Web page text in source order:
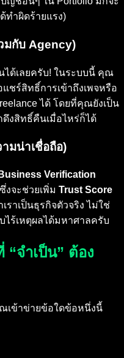
ทำผิดร้ายแรง)
มกับ Agency)
ได้เลยครับ! ในระบบนี้ คุณ
แชร์สิทธิ์การเข้าถึงเพจหรือ
ได้ โดยที่คุณยังเป็น
ดึงสิทธิ์คืนเมื่อไหร่ก็ได้
มน่าเชื่อถือ)
Business Verification
งจะช่วยเพิ่ม Trust Score
ราเป็นธุรกิจตัวจริง ไม่ใช่
ร้เหตุผลได้มหาศาลครับ
“จำเป็น” ต้อง
เข้าข่ายข้อใดข้อหนึ่งนี้